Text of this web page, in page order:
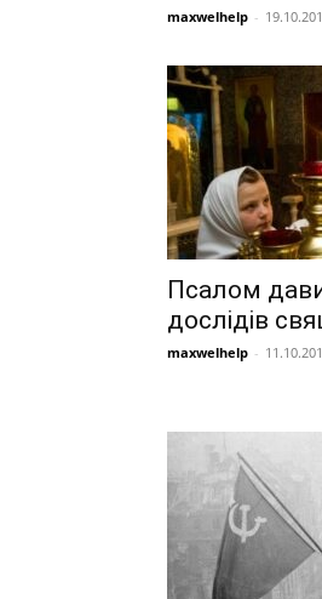
maxwelhelp -
Псалом
дослідів
maxwelhelp -